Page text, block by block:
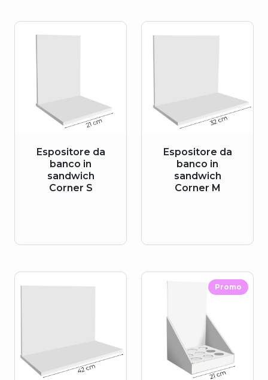
Espositore da
banco in
sandwich
Corner S
Espositore da
banco in
sandwich
Corner M
Promo